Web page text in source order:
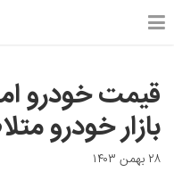
بازار خودرو
۲۸ بهمن ۱۴۰۳